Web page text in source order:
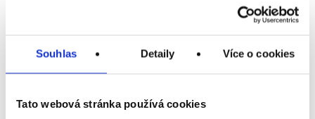
Souhlas Detaily Více o cookies
Tato webová stránka používá cookies